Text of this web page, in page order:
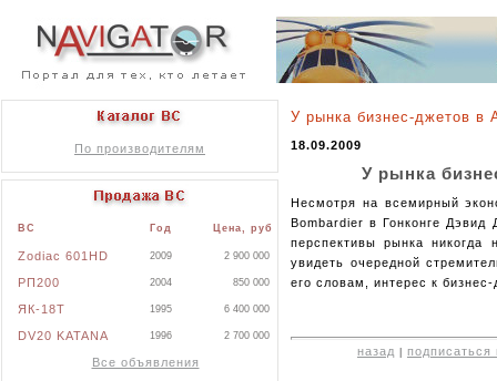
По производителям
ВС Год Цена, руб
Zodiac 601HD 2009 2 900 000
РП200 2004 850 000
ЯК-18Т 1995 6 400 000
DV20 KATANA 1996 2 700 000
Все объявления
У рынка бизнес-джетов в
18.09.2009
У рынка
Несмотря на всемирный
Bombardier в Гонконге
перспективы рынка
увидеть очередной
его словам, интерес к
назад подписаться